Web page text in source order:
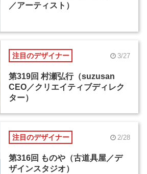
／アーティスト）
注目のデザイナー 3/27
第319回 村瀬弘行（suzusan
CEO／クリエイティブディレク
ター）
注目のデザイナー 2/28
第316回 ものや（古道具屋／デ
ザインスタジオ）